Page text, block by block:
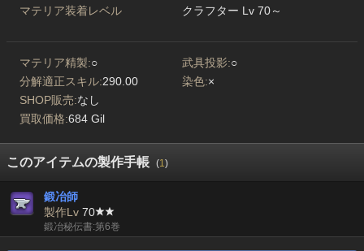
マテリア装着レベル
クラフター Lv 70～
マテリア精製:○ 武具投影:○
分解適正スキル:290.00 染色:×
SHOP販売:なし
買取価格:684 Gil
このアイテムの製作手帳 (1)
鍛冶師
製作Lv 70
鍛冶秘伝書:第6巻